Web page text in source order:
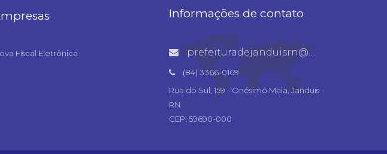
Fiscal Eletrônica
Informações de contato
prefeituradejanduisrn@gmail.com
(84) 3366-0169
Rua do Sul, 159 - Onésimo Maia, Janduís -
RN
CEP: 59690-000